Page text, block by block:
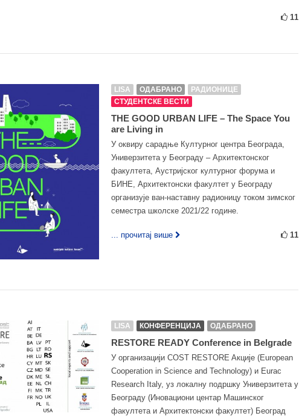
11
LISA ОДАБРАНО
РАДИОНИЦЕ
СТУДЕНТСКЕ ВЕСТИ
THE GOOD URBAN LIFE – The Space You
are Living in
У оквиру сарадње Културног центра Београда,
Универзитета у Београду – Архитектонског
факултета, Аустријског културног форума и
БИНЕ, Архитектонски факултет у Београду
организује ван-наставну радионицу током зимског
семестра школске 2021/22 године.
... прочитај више 11
LISA КОНФЕРЕНЦИЈА ОДАБРАНО
RESTORE READY Conference in Belgrade
У организацији COST RESTORE Aкције (European
Cooperation in Science and Technology) и Eurac
Research Italy, уз локалну подршку Универзитета у
Београду (Иновациони центар Машинског
факултета и Архитектонски факултет) Београд